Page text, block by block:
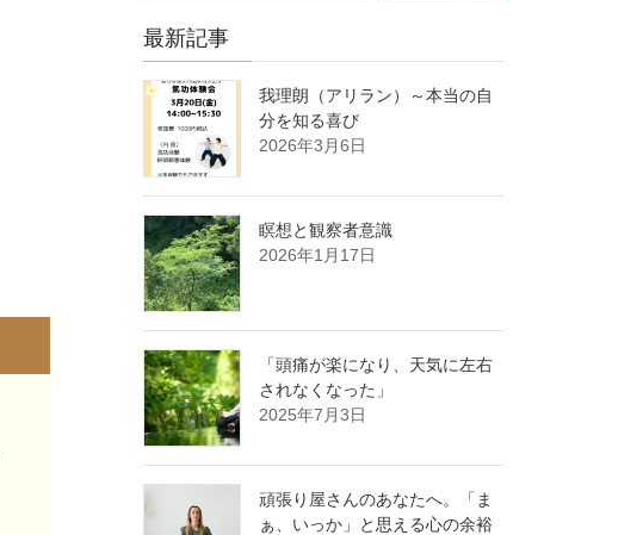
最新記事
我理朗（アリラン）～本当の自
分を知る喜び
2026年3月6日
瞑想と観察者意識
2026年1月17日
「頭痛が楽になり、天気に左右
されなくなった」
2025年7月3日
頑張り屋さんのあなたへ。「ま
ぁ、いっか」と思える心の余裕